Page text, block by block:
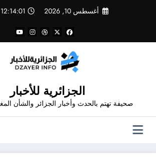
أغسطس 10, 2026 12:14:01 PM
الجزائرية للأخبار
صحيفة تهتم بالحدث وأخبار الجزائر والشأن